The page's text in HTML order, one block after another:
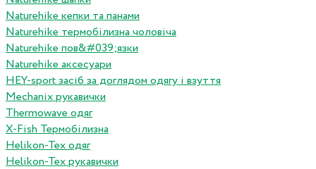
Naturehike кепки та панами
Naturehike термобілизна чоловіча
Naturehike пов&#039;язки
Naturehike аксесуари
HEY-sport засіб за доглядом одягу і взуття
Mechanix рукавички
Thermowave одяг
X-Fish Термобілизна
Helikon-Tex одяг
Helikon-Tex рукавички